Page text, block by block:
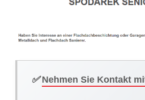
✅Nehmen Sie Kontakt